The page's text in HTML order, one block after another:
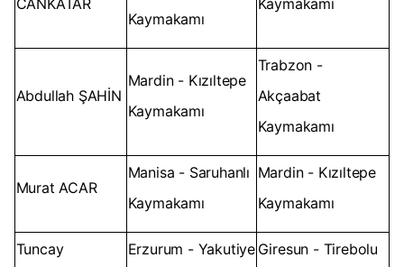
CANKATAR
Kaymakamı
Kaymakamı
Abdullah ŞAHİN
Mardin - Kızıltepe
Kaymakamı
Trabzon -
Akçaabat
Kaymakamı
Murat ACAR
Manisa - Saruhanlı
Kaymakamı
Mardin - Kızıltepe
Kaymakamı
Tuncay Erzurum - Yakutiye Giresun - Tirebolu